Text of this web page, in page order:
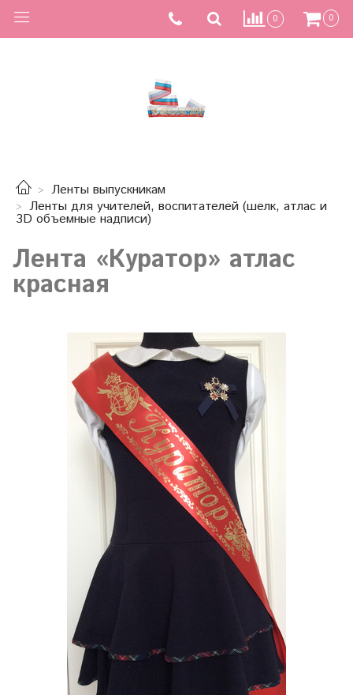
0 0
Ленты выпускникам
Ленты для учителей, воспитателей (шелк, атлас и
3D объемные надписи)
Лента «Куратор» атлас
красная